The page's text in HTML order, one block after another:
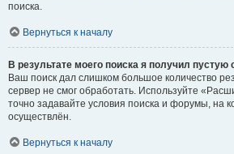
поиска.
Вернуться к началу
В результате моего поиска я получил пустую
Ваш поиск дал слишком большое количество
сервер не смог обработать. Используйте
точно задавайте условия поиска и форумы, на
осуществлён.
Вернуться к началу